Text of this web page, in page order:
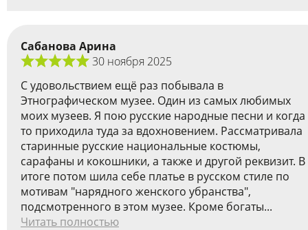
Сабанова Арина
30 ноября 2025
С удовольствием ещё раз побывала в
Этнографическом музее. Один из самых любимых
моих музеев. Я пою русские народные песни и когда
то приходила туда за вдохновением. Рассматривала
старинные русские национальные костюмы,
сарафаны и кокошники, а также и другой реквизит. В
итоге потом шила себе платье в русском стиле по
мотивам "нарядного женского убранства",
подсмотренного в этом музее. Кроме богаты...
Читать полностью